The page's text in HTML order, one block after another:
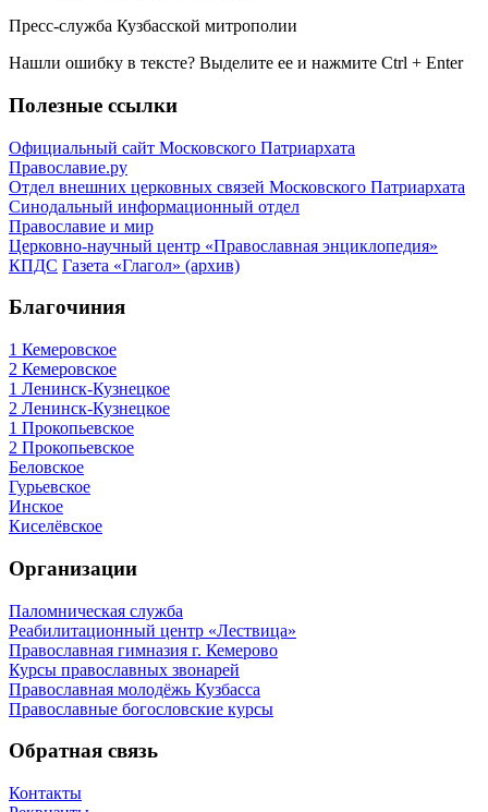
Пресс-служба Кузбасской митрополии
Нашли ошибку в тексте? Выделите ее и нажмите Ctrl + Enter
Полезные ссылки
Официальный сайт Московского Патриархата
Православие.ру
Отдел внешних церковных связей Московского Патриархата
Синодальный информационный отдел
Православие и мир
Церковно-научный центр «Православная энциклопедия»
КПДС Газета «Глагол» (архив)
Благочиния
1 Кемеровское
2 Кемеровское
1 Ленинск-Кузнецкое
2 Ленинск-Кузнецкое
1 Прокопьевское
2 Прокопьевское
Беловское
Гурьевское
Инское
Киселёвское
Организации
Паломническая служба
Реабилитационный центр «Лествица»
Православная гимназия г. Кемерово
Курсы православных звонарей
Православная молодёжь Кузбасса
Православные богословские курсы
Обратная связь
Контакты